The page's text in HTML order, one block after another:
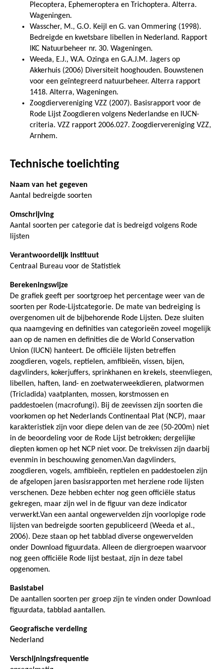
Plecoptera, Ephemeroptera en Trichoptera. Alterra.
Wageningen.
Wasscher, M., G.O. Keijl en G. van Ommering (1998).
Bedreigde en kwetsbare libellen in Nederland. Rapport
IKC Natuurbeheer nr. 30. Wageningen.
Weeda, E.J., W.A. Ozinga en G.A.J.M. Jagers op
Akkerhuis (2006) Diversiteit hooghouden. Bouwstenen
voor een geïntegreerd natuurbeheer. Alterra rapport
1418. Alterra, Wageningen.
Zoogdiervereniging VZZ (2007). Basisrapport voor de
Rode Lijst Zoogdieren volgens Nederlandse en IUCN-
criteria. VZZ rapport 2006.027. Zoogdiervereniging VZZ,
Arnhem.
Technische toelichting
Naam van het gegeven
Aantal bedreigde soorten
Omschrijving
Aantal soorten per categorie dat is bedreigd volgens Rode
lijsten
Verantwoordelijk instituut
Centraal Bureau voor de Statistiek
Berekeningswijze
De grafiek geeft per soortgroep het percentage weer van de
soorten per Rode-Lijstcategorie. De mate van bedreiging is
overgenomen uit de bijbehorende Rode Lijsten. Deze sluiten
qua naamgeving en definities van categorieën zoveel mogelijk
aan op de namen en definities die de World Conservation
Union (IUCN) hanteert. De officiële lijsten betreffen
zoogdieren, vogels, reptielen, amfibieën, vissen, bijen,
dagvlinders, kokerjuffers, sprinkhanen en krekels, steenvliegen,
libellen, haften, land- en zoetwaterweekdieren, platwormen
(Tricladida) vaatplanten, mossen, korstmossen en
paddestoelen (macrofungi). Bij de zeevissen zijn soorten die
voorkomen op het Nederlands Continentaal Plat (NCP), maar
karakteristiek zijn voor diepe delen van de zee (50-200m) niet
in de beoordeling voor de Rode Lijst betrokken; dergelijke
diepten komen op het NCP niet voor. De trekvissen zijn daarbij
evenmin in beschouwing genomen.Van dagvlinders,
zoogdieren, vogels, amfibieën, reptielen en paddestoelen zijn
de afgelopen jaren basisrapporten met herziene rode lijsten
verschenen. Deze hebben echter nog geen officiële status
gekregen, maar zijn wel in de figuur van deze indicator
verwerkt.Van een aantal ongewervelden zijn voorlopige rode
lijsten van bedreigde soorten gepubliceerd (Weeda et al.,
2006). Deze staan op het tabblad diverse ongewervelden
onder Download figuurdata. Alleen de diergroepen waarvoor
nog geen officiële Rode lijst bestaat, zijn in deze tabel
opgenomen.
Basistabel
De aantallen soorten per groep zijn te vinden onder Download
figuurdata, tabblad aantallen.
Geografische verdeling
Nederland
Verschijningsfrequentie